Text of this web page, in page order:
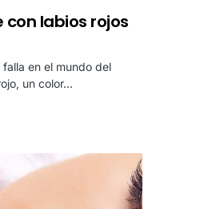
labios rojos
en el mundo del
un color…